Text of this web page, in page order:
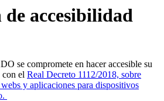
accesibilidad
se compromete en hacer accesible su
el Real Decreto 1112/2018, sobre
y aplicaciones para dispositivos